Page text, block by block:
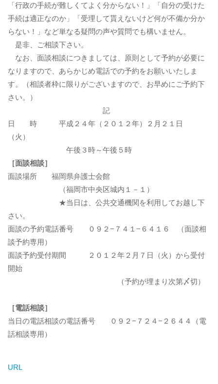
「行政の手続が難しくてよく分からない！」「自分の受けた
手続は適正なのか」「受理して貰えないけど何が不備か分か
らない！」など単なる疑問の声や質問でも構いません。
是非、ご相談下さい。
なお、面談相談につきましては、原則として予約が必要に
なりますので、あらかじめ電話での予約をお願いいたしま
す。（相談者枠に限りがございますので、お早めにご予約下
さい。）
記
日 時 平成２４年（２０１２年）２月２１日
（火）
午後３時～午後５時
［面談相談］
面談場所 福岡県弁護士会館
（福岡市中央区城内１－１）
★当日は、公共交通機関を利用してお越し下
さい。
面談の予約電話番号 ０９２−７４１−６４１６ （面談相
談予約専用）
面談予約受付期間 ２０１２年２月７日（火）から受付
開始
（予約が埋まり次第〆切）
［電話相談］
当日の電話相談の電話番号 ０９２−７２４−２６４４（電
話相談専用）
URL